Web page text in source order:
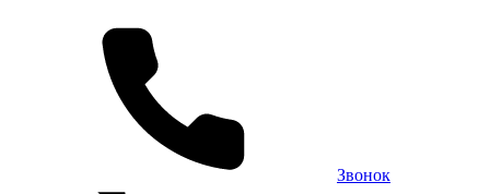
Звонок